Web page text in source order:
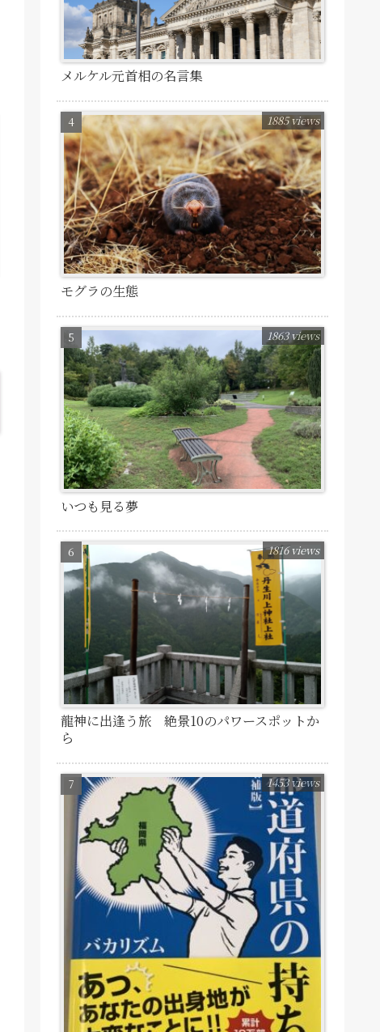
メルケル元首相の名言集
モグラの生態
1885 views
いつも見る夢
1863 views
龍神に出逢う旅 絶景10のパワースポットか
ら
1816 views
1453 views